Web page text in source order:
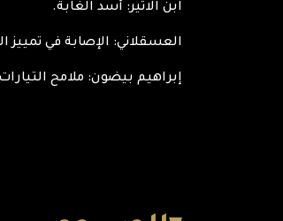
ابن الاثير: أسد الغابة.
العسقلاني: الإصابة في تمييز
إبراهيم بيضون: ملامح